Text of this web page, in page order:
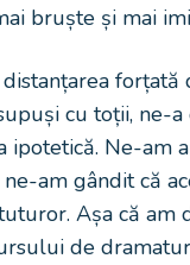
bruște și mai
cu toții, ne-
ipotetică. Ne-am
am gândit că
Așa că am
de